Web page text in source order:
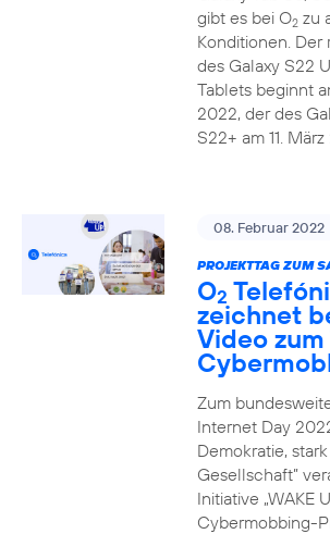
gibt es bei O2zu
Konditionen. Der
des Galaxy S22
Tablets beginnt
2022, der des
S22+ am 11.
08. Februar 2022
PROJEKTTAG ZUM
O2
zeichnet
Video zum
Zum
Internet Day
Demokratie,
Gesellschaft”
Initiative „WAKE
Cybermobbing-